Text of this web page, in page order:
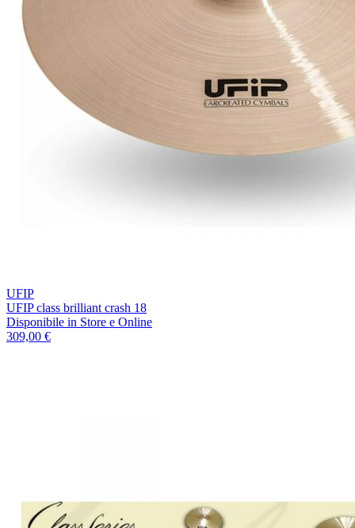
UFIP
UFIP class brilliant crash 18
Disponibile in Store e Online
309,00 €